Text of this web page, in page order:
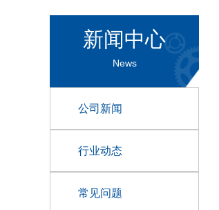
新闻中心
News
公司新闻
行业动态
常见问题